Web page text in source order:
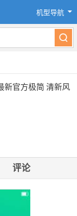
机型导航
新官方极简 清新风
评论